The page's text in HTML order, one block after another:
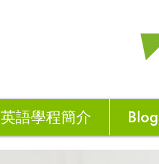
英語學程簡介